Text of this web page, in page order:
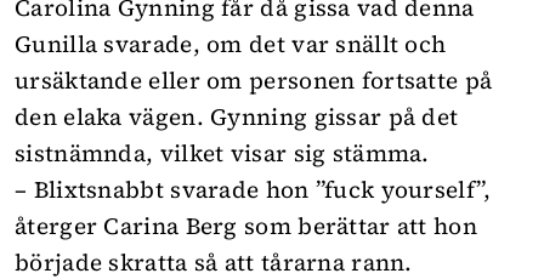
Carolina Gynning får då gissa vad denna
Gunilla svarade, om det var snällt och
ursäktande eller om personen fortsatte på
den elaka vägen. Gynning gissar på det
sistnämnda, vilket visar sig stämma.
– Blixtsnabbt svarade hon ”fuck yourself”,
återger Carina Berg som berättar att hon
började skratta så att tårarna rann.